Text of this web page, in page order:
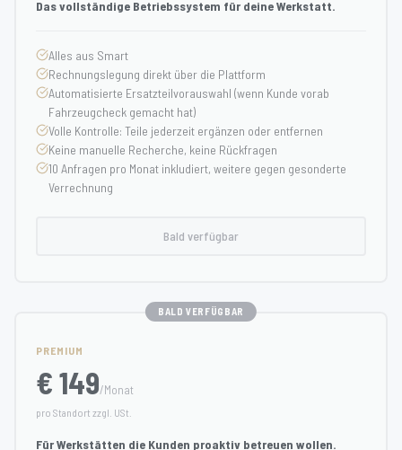
Das vollständige Betriebssystem für deine Werkstatt.
Alles aus Smart
Rechnungslegung direkt über die Plattform
Automatisierte Ersatzteilvorauswahl (wenn Kunde vorab
Fahrzeugcheck gemacht hat)
Volle Kontrolle: Teile jederzeit ergänzen oder entfernen
Keine manuelle Recherche, keine Rückfragen
10 Anfragen pro Monat inkludiert, weitere gegen gesonderte
Verrechnung
Bald verfügbar
BALD VERFÜGBAR
PREMIUM
€ 149/Monat
pro Standort zzgl. USt.
Für Werkstätten die Kunden proaktiv betreuen wollen.